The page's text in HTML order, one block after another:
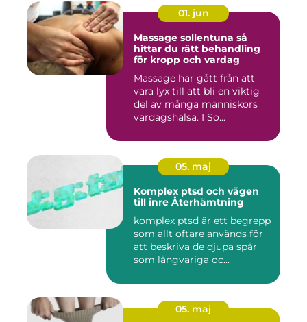
01. jun
Massage sollentuna så
hittar du rätt behandling
för kropp och vardag
Massage har gått från att
vara lyx till att bli en viktig
del av många människors
vardagshälsa. I So...
05. maj
Komplex ptsd och vägen
till inre Återhämtning
komplex ptsd är ett begrepp
som allt oftare används för
att beskriva de djupa spår
som långvariga oc...
05. maj